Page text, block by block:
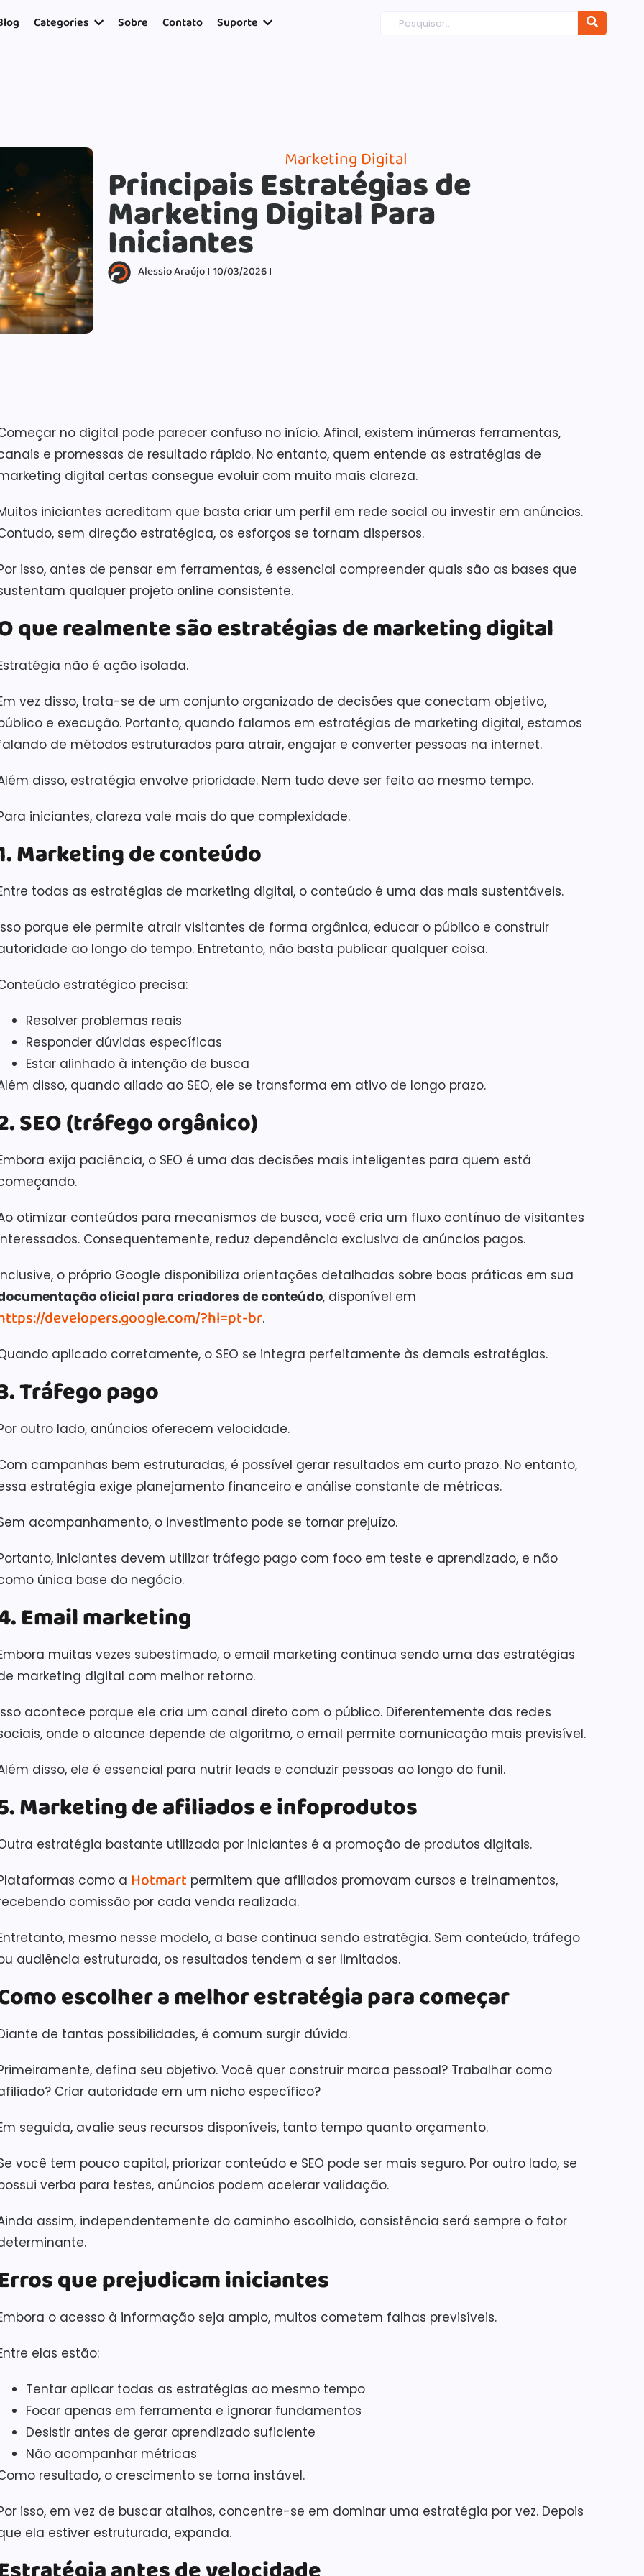
Categories Sobre Contato Suporte
Marketing Digital
Principais Estratégias de
Marketing Digital Para
Iniciantes
Alessio Araújo 10/03/2026
no digital pode parecer confuso no início. Afinal, existem inúmeras ferramentas,
e promessas de resultado rápido. No entanto, quem entende as estratégias de
digital certas consegue evoluir com muito mais clareza.
iniciantes acreditam que basta criar um perfil em rede social ou investir em anúncios.
sem direção estratégica, os esforços se tornam dispersos.
isso, antes de pensar em ferramentas, é essencial compreender quais são as bases que
qualquer projeto online consistente.
que realmente são estratégias de marketing digital
não é ação isolada.
vez disso, trata-se de um conjunto organizado de decisões que conectam objetivo,
e execução. Portanto, quando falamos em estratégias de marketing digital, estamos
de métodos estruturados para atrair, engajar e converter pessoas na internet.
disso, estratégia envolve prioridade. Nem tudo deve ser feito ao mesmo tempo.
iniciantes, clareza vale mais do que complexidade.
Marketing de conteúdo
todas as estratégias de marketing digital, o conteúdo é uma das mais sustentáveis.
porque ele permite atrair visitantes de forma orgânica, educar o público e construir
ao longo do tempo. Entretanto, não basta publicar qualquer coisa.
estratégico precisa:
Resolver problemas reais
Responder dúvidas específicas
Estar alinhado à intenção de busca
disso, quando aliado ao SEO, ele se transforma em ativo de longo prazo.
SEO (tráfego orgânico)
exija paciência, o SEO é uma das decisões mais inteligentes para quem está
otimizar conteúdos para mecanismos de busca, você cria um fluxo contínuo de visitantes
Consequentemente, reduz dependência exclusiva de anúncios pagos.
o próprio Google disponibiliza orientações detalhadas sobre boas práticas em sua
oficial para criadores de conteúdo, disponível em
developers.google.com/?hl=pt-br.
aplicado corretamente, o SEO se integra perfeitamente às demais estratégias.
Tráfego pago
outro lado, anúncios oferecem velocidade.
campanhas bem estruturadas, é possível gerar resultados em curto prazo. No entanto,
estratégia exige planejamento financeiro e análise constante de métricas.
acompanhamento, o investimento pode se tornar prejuízo.
iniciantes devem utilizar tráfego pago com foco em teste e aprendizado, e não
única base do negócio.
Email marketing
muitas vezes subestimado, o email marketing continua sendo uma das estratégias
marketing digital com melhor retorno.
acontece porque ele cria um canal direto com o público. Diferentemente das redes
onde o alcance depende de algoritmo, o email permite comunicação mais previsível.
disso, ele é essencial para nutrir leads e conduzir pessoas ao longo do funil.
Marketing de afiliados e infoprodutos
estratégia bastante utilizada por iniciantes é a promoção de produtos digitais.
como a Hotmart permitem que afiliados promovam cursos e treinamentos,
comissão por cada venda realizada.
mesmo nesse modelo, a base continua sendo estratégia. Sem conteúdo, tráfego
audiência estruturada, os resultados tendem a ser limitados.
escolher a melhor estratégia para começar
de tantas possibilidades, é comum surgir dúvida.
defina seu objetivo. Você quer construir marca pessoal? Trabalhar como
Criar autoridade em um nicho específico?
seguida, avalie seus recursos disponíveis, tanto tempo quanto orçamento.
você tem pouco capital, priorizar conteúdo e SEO pode ser mais seguro. Por outro lado, se
verba para testes, anúncios podem acelerar validação.
assim, independentemente do caminho escolhido, consistência será sempre o fator
que prejudicam iniciantes
o acesso à informação seja amplo, muitos cometem falhas previsíveis.
elas estão:
Tentar aplicar todas as estratégias ao mesmo tempo
Focar apenas em ferramenta e ignorar fundamentos
Desistir antes de gerar aprendizado suficiente
Não acompanhar métricas
resultado, o crescimento se torna instável.
isso, em vez de buscar atalhos, concentre-se em dominar uma estratégia por vez. Depois
ela estiver estruturada, expanda.